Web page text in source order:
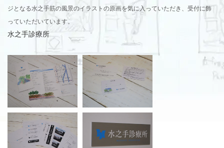
ジとなる水之手筋の風景のイラストの原画を気に入っていただき、受付に飾
っていただいています。
水之手診療所